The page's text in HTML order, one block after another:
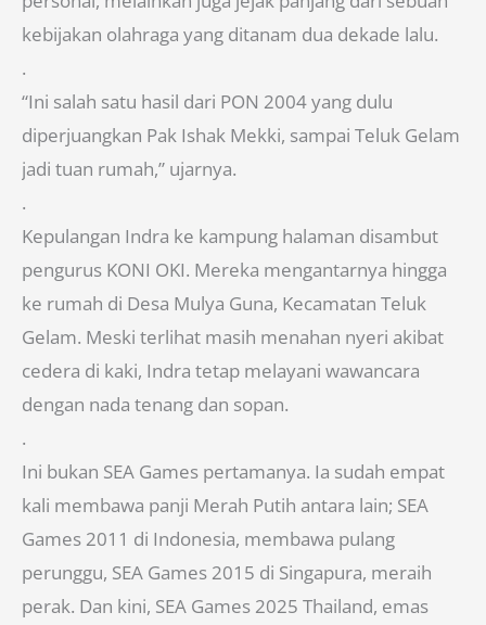
kebijakan olahraga yang ditanam dua dekade lalu.
.
“Ini salah satu hasil dari PON 2004 yang dulu
diperjuangkan Pak Ishak Mekki, sampai Teluk Gelam
jadi tuan rumah,” ujarnya.
.
Kepulangan Indra ke kampung halaman disambut
pengurus KONI OKI. Mereka mengantarnya hingga
ke rumah di Desa Mulya Guna, Kecamatan Teluk
Gelam. Meski terlihat masih menahan nyeri akibat
cedera di kaki, Indra tetap melayani wawancara
dengan nada tenang dan sopan.
.
Ini bukan SEA Games pertamanya. Ia sudah empat
kali membawa panji Merah Putih antara lain; SEA
Games 2011 di Indonesia, membawa pulang
perunggu, SEA Games 2015 di Singapura, meraih
perak. Dan kini, SEA Games 2025 Thailand, emas